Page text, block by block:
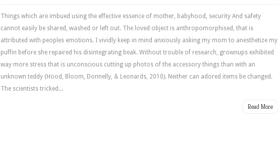
Things which are imbued using the effective essence of mother, babyhood, security And safety
cannot easily be shared, washed or left out. The loved object is anthropomorphised, that is
attributed with peoples emotions. I vividly keep in mind anxiously asking my mom to anesthetize my
puffin before she repaired his disintegrating beak. Without trouble of research, grownups exhibited
way more stress that is unconscious cutting up photos of the accessory things than with an
unknown teddy (Hood, Bloom, Donnelly, & Leonards, 2010). Neither can adored items be changed.
The scientists tricked...
Read More